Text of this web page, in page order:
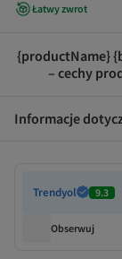
Łatwy zwrot
{productName}
– cechy
Informacje
Trendyol 9.3
Obserwuj